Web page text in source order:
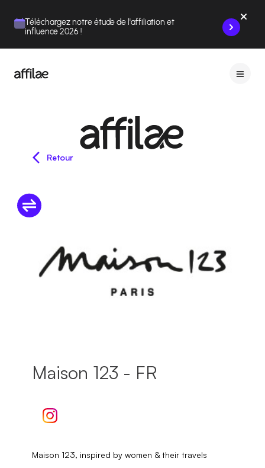
Téléchargez notre étude de l'affiliation et
influence 2026 !
Retour
Maison 123 - FR
Maison 123, inspired by women & their travels